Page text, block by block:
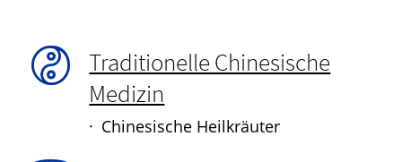
Traditionelle Chinesische
Medizin
Chinesische Heilkräuter